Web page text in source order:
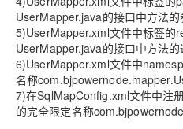
UserMapper.java的接口中方法
5)UserMapper.xml文件中标签的
UserMapper.java的接口中方法
6)UserMapper.xml文件中
名称
7)在SqlMapConfig.xml文件中注
的完全限定名称